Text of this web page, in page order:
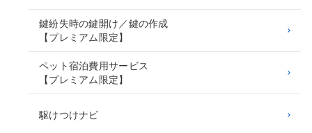
鍵紛失時の鍵開け／鍵の作成
【プレミアム限定】
ペット宿泊費用サービス
【プレミアム限定】
駆けつけナビ